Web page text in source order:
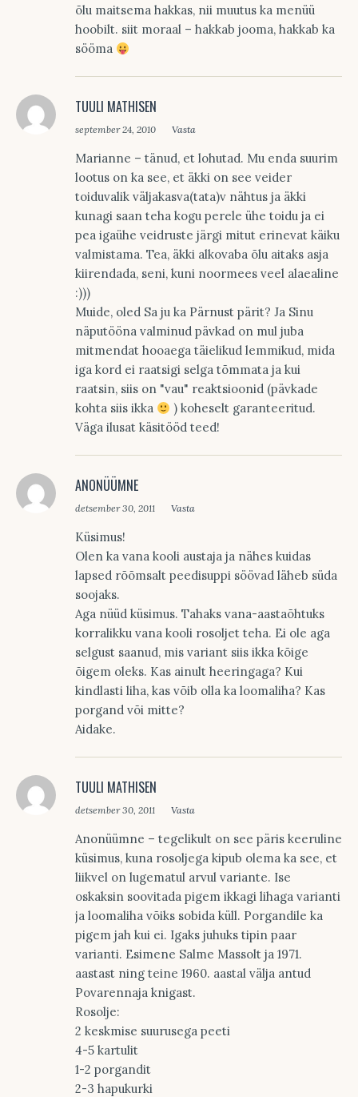
õlu maitsema hakkas, nii muutus ka menüü
hoobilt. siit moraal – hakkab jooma, hakkab ka
sööma
TUULI MATHISEN
september 24, 2010 Vasta
Marianne – tänud, et lohutad. Mu enda suurim
lootus on ka see, et äkki on see veider
toiduvalik väljakasva(tata)v nähtus ja äkki
kunagi saan teha kogu perele ühe toidu ja ei
pea igaühe veidruste järgi mitut erinevat käiku
valmistama. Tea, äkki alkovaba õlu aitaks asja
kiirendada, seni, kuni noormees veel alaealine
:)))
Muide, oled Sa ju ka Pärnust pärit? Ja Sinu
näputööna valminud pävkad on mul juba
mitmendat hooaega täielikud lemmikud, mida
iga kord ei raatsigi selga tõmmata ja kui
raatsin, siis on "vau" reaktsioonid (pävkade
kohta siis ikka
) koheselt garanteeritud.
Väga ilusat käsitööd teed!
ANONÜÜMNE
detsember 30, 2011 Vasta
Küsimus!
Olen ka vana kooli austaja ja nähes kuidas
lapsed rõõmsalt peedisuppi söövad läheb süda
soojaks.
Aga nüüd küsimus. Tahaks vana-aastaõhtuks
korralikku vana kooli rosoljet teha. Ei ole aga
selgust saanud, mis variant siis ikka kõige
õigem oleks. Kas ainult heeringaga? Kui
kindlasti liha, kas võib olla ka loomaliha? Kas
porgand või mitte?
Aidake.
TUULI MATHISEN
detsember 30, 2011 Vasta
Anonüümne – tegelikult on see päris keeruline
küsimus, kuna rosoljega kipub olema ka see, et
liikvel on lugematul arvul variante. Ise
oskaksin soovitada pigem ikkagi lihaga varianti
ja loomaliha võiks sobida küll. Porgandile ka
pigem jah kui ei. Igaks juhuks tipin paar
varianti. Esimene Salme Massolt ja 1971.
aastast ning teine 1960. aastal välja antud
Povarennaja knigast.
Rosolje:
2 keskmise suurusega peeti
4-5 kartulit
1-2 porgandit
2-3 hapukurki